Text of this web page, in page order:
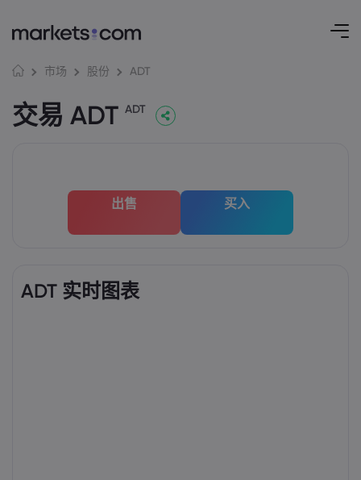
市场 股份 ADT
交易 ADT ADT
出售 买入
ADT 实时图表